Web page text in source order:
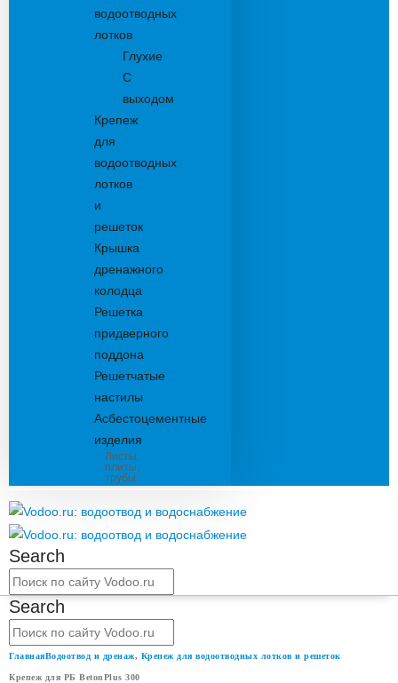
водоотводных
лотков
Глухие
С
выходом
Крепеж
для
водоотводных
лотков
и
решеток
Крышка
дренажного
колодца
Решетка
придверного
поддона
Решетчатые
настилы
Асбестоцементные
изделия
Листы,
плиты,
трубы
Search
Search
ГлавнаяВодоотвод и дренаж, Крепеж для водоотводных лотков и решеток
Крепеж для РБ BetonPlus 300